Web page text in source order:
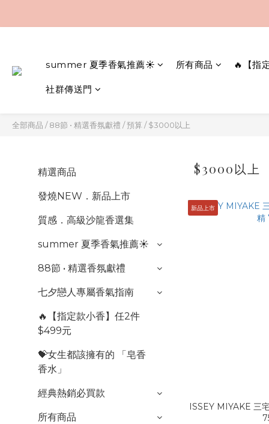
summer 夏季香氣推薦☀️ 所有商品 🔥【指
社群傳送門
全部商品 /88節 • 精選香氛獻禮 /預算 /$3000以上
精選商品
發燒NEW．新品上市
質感．高級沙龍香選集
summer 夏季香氣推薦☀️
88節 • 精選香氛獻禮
七夕戀人專屬香氣指南
🔥【指定款小香】任2件
$499元
💝女生都該擁有的 「皂香
香水」
經典熱銷必買款
所有商品
$3000以上
新品上市
ISSEY MIYAKE 三